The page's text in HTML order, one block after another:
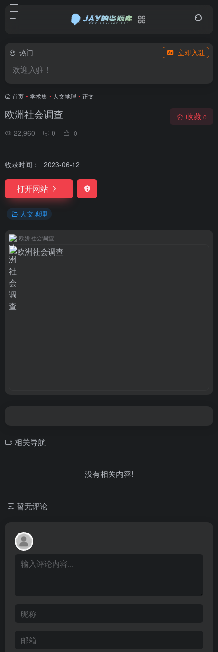
热门 立即入驻
欢迎入驻！
首页 • 学术集 • 人文地理 • 正文
欧洲社会调查
22,960 0 0
收藏 0
收录时间： 2023-06-12
打开网站
人文地理
欧洲社会调查
相关导航
没有相关内容!
暂无评论